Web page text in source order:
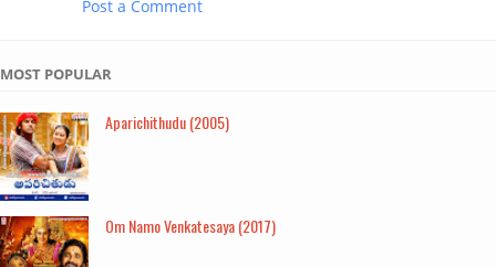
Post a Comment
MOST POPULAR
Aparichithudu (2005)
Om Namo Venkatesaya (2017)